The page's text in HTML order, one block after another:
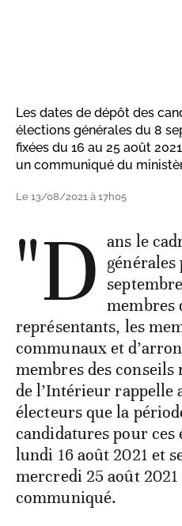
Les dates de dépôt des
élections générales du 8
fixées du 16 au 25 août
un communiqué du
Le 13/08/2021 à 17h05
"D ans le
membres
représentants, les
communaux et
membres des
de l’Intérieur rappelle
électeurs que la
candidatures pour ces
lundi 16 août 2021 et
mercredi 25 août
communiqué.